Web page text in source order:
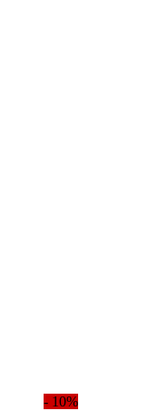
- 10%